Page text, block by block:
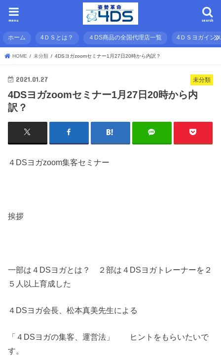
search
menu
ホーム 4ＤＳとは？ ４DS商品の全国代理店一覧 4ＤＳヨガイン
HOME 未分類 4DSヨガzoomセミナー1月27日20時から内訳？
未分類
2021.01.27
4DSヨガzoomセミナー1月27日20時から内
訳？
４DSヨガzoom集客セミナー
挨拶
一部は４DSヨガとは？ ２部は４DSヨガトレーナーを２
５人以上育成した
４DSヨガ会長、松本真美先生による
「４DSヨガの集客、運営法」 ヒントをもらいたいで
す。